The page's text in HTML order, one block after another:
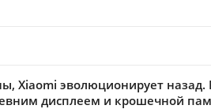
Xiaomi эволюционирует назад.
дисплеем и крошечной